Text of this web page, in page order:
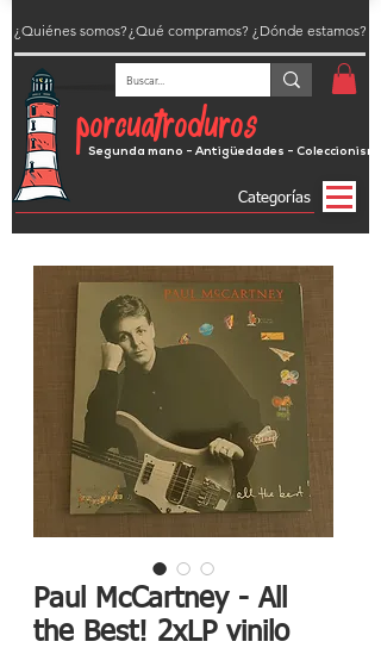
porcuatroduros
Segunda mano - Antigüedades - Coleccionismo
¿Dónde estamos?
¿Quiénes somos?
Categorías
¿Qué compramos?
Paul McCartney - All
the Best! 2xLP vinilo